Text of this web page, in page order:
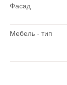
Фасад
Мебель - тип